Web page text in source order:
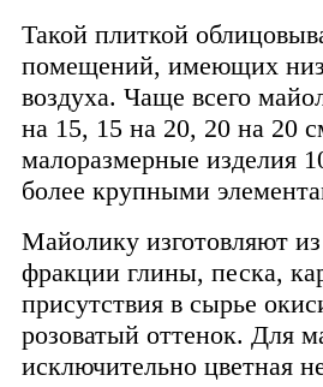
Такой плиткой
помещений, имеющих
воздуха. Чаще всего
на 15, 15 на 20, 20 на 20
малоразмерные изделия
более крупными
Майолику изготовляют
фракции глины, песка,
присутствия в сырье
розоватый оттенок. Для
исключительно цветная